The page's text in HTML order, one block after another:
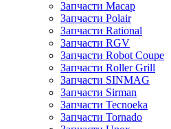
Запчасти Macap
Запчасти Polair
Запчасти Rational
Запчасти RGV
Запчасти Robot Coupe
Запчасти Roller Grill
Запчасти SINMAG
Запчасти Sirman
Запчасти Tecnoeka
Запчасти Tornado